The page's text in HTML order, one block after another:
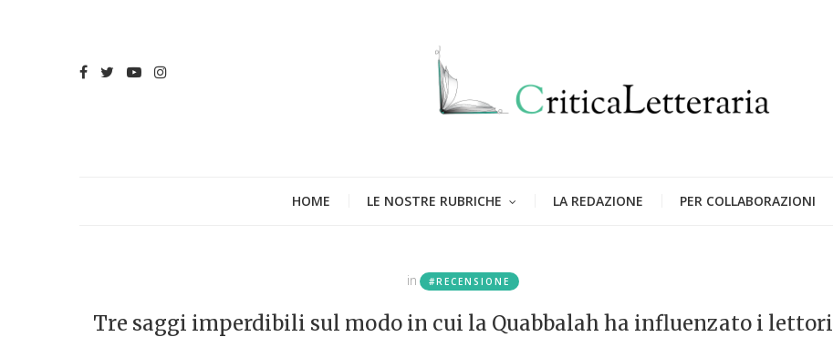
HOME LE NOSTRE RUBRICHE LA REDAZIONE PER COLLABORAZIONI
in #RECENSIONE
Tre saggi imperdibili sul modo in cui la Quabbalah ha influenzato i lettori